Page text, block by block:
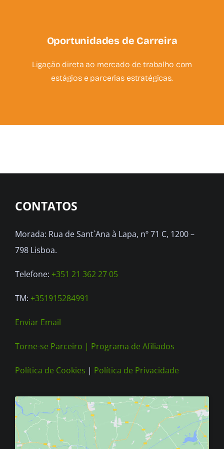
Oportunidades de Carreira
Ligação direta ao mercado de trabalho com
estágios e parcerias estratégicas.
CONTATOS
Morada: Rua de Sant`Ana à Lapa, nº 71 C, 1200 –
798 Lisboa.
Telefone: +351 21 362 27 05
TM: +351915284991
Enviar Email
Torne-se Parceiro | Programa de Afiliados
Política de Cookies | Política de Privacidade